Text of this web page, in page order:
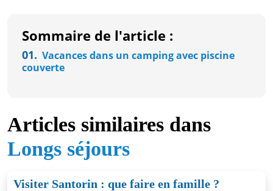
Sommaire de l'article :
01. Vacances dans un camping avec piscine
couverte
Articles similaires dans
Longs séjours
Visiter Santorin : que faire en famille ?